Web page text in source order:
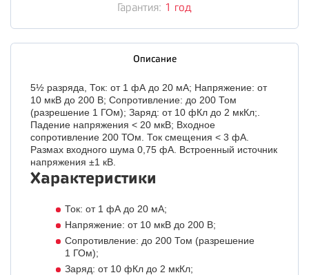
Гарантия: 1 год
Описание
5½ разряда, Ток: от 1 фА до 20 мА; Напряжение: от
10 мкВ до 200 В; Сопротивление: до 200 Том
(разрешение 1 ГОм); Заряд: от 10 фКл до 2 мкКл;.
Падение напряжения < 20 мкВ; Входное
сопротивление 200 ТОм. Ток смещения < 3 фА.
Размах входного шума 0,75 фА. Встроенный источник
напряжения ±1 кВ.
Характеристики
Ток: от 1 фА до 20 мА;
Напряжение: от 10 мкВ до 200 В;
Сопротивление: до 200 Том (разрешение
1 ГОм);
Заряд: от 10 фКл до 2 мкКл;